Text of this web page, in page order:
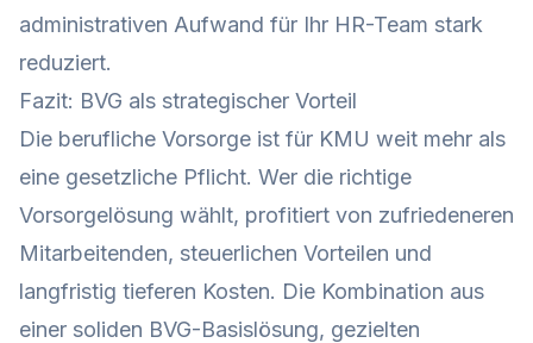
administrativen Aufwand für Ihr HR-Team stark
reduziert.
Fazit: BVG als strategischer Vorteil
Die berufliche Vorsorge ist für KMU weit mehr als
eine gesetzliche Pflicht. Wer die richtige
Vorsorgelösung wählt, profitiert von zufriedeneren
Mitarbeitenden, steuerlichen Vorteilen und
langfristig tieferen Kosten. Die Kombination aus
einer soliden BVG-Basislösung, gezielten